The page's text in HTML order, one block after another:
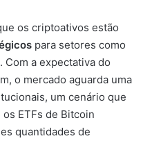
os criptoativos estão
para setores como
Com a expectativa do
o mercado aguarda uma
um cenário que
ETFs de Bitcoin
quantidades de